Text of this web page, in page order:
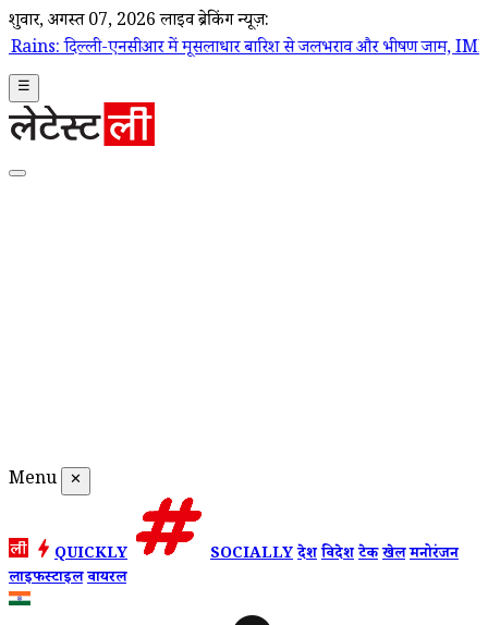
शुक्रवार, अगस्त 07, 2026 लाइव ब्रेकिंग न्यूज़:
में मूसलाधार बारिश से जलभराव और भीषण जाम, IMD ने जारी किया
☰
Menu ✕
QUICKLY SOCIALLYदेशविदेशटेकखेलमनोरंजन
लाइफस्टाइलवायरल